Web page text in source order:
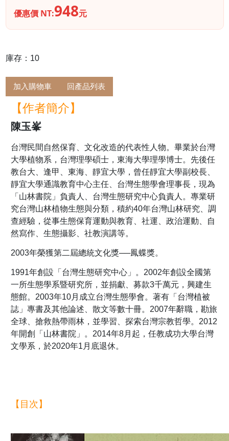
優惠價 NT:948元
庫存：10
加入購物車 回產品列表
【作者簡介】
陳玉峯
台灣民間自然保育、文化改造的代表性人物。畢業於台灣
大學植物系，台灣理學碩士，東海大學理學博士。先後任
教台大、逢甲、東海、靜宜大學，曾任靜宜大學副校長、
靜宜大學通識教育中心主任、台灣生態學會理事長，現為
「山林書院」負責人、台灣生態研究中心負責人。專業研
究台灣山林植物生態與分類，積約40年台灣山林研究、調
查經驗，從事生態保育運動與教育、社運、政治運動、自
然寫作、生態攝影、社教演講等。
2003年榮獲第二屆總統文化獎──鳳蝶獎。
1991年創設「台灣生態研究中心」。2002年創設全國第
一所生態學系暨研究所，並捐獻、募款3千萬元，興建生
態館。2003年10月成立台灣生態學會。著有「台灣植被
誌」專書及其他論述、散文等數十冊。2007年辭職，勘旅
全球、搶救熱帶雨林，並學習、探索台灣宗教哲學。2012
年開創「山林書院」。2014年8月起，任教成功大學台灣
文學系，於2020年1月底退休。
【目次】